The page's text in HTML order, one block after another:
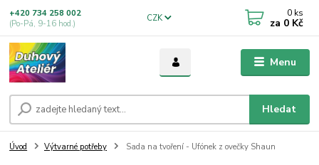
Menu
CZK
Hledat
+420 734 258 002
(Po-Pá, 9-16 hod.)
0 ks
za 0 Kč
Úvod Výtvarné potřeby Sada na tvoření - Ufónek z ovečky Shaun